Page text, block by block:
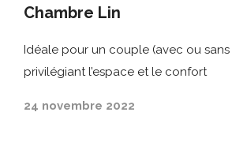
Chambre Lin
Idéale pour un couple (avec ou
privilégiant l’espace et le confort
24 novembre 2022